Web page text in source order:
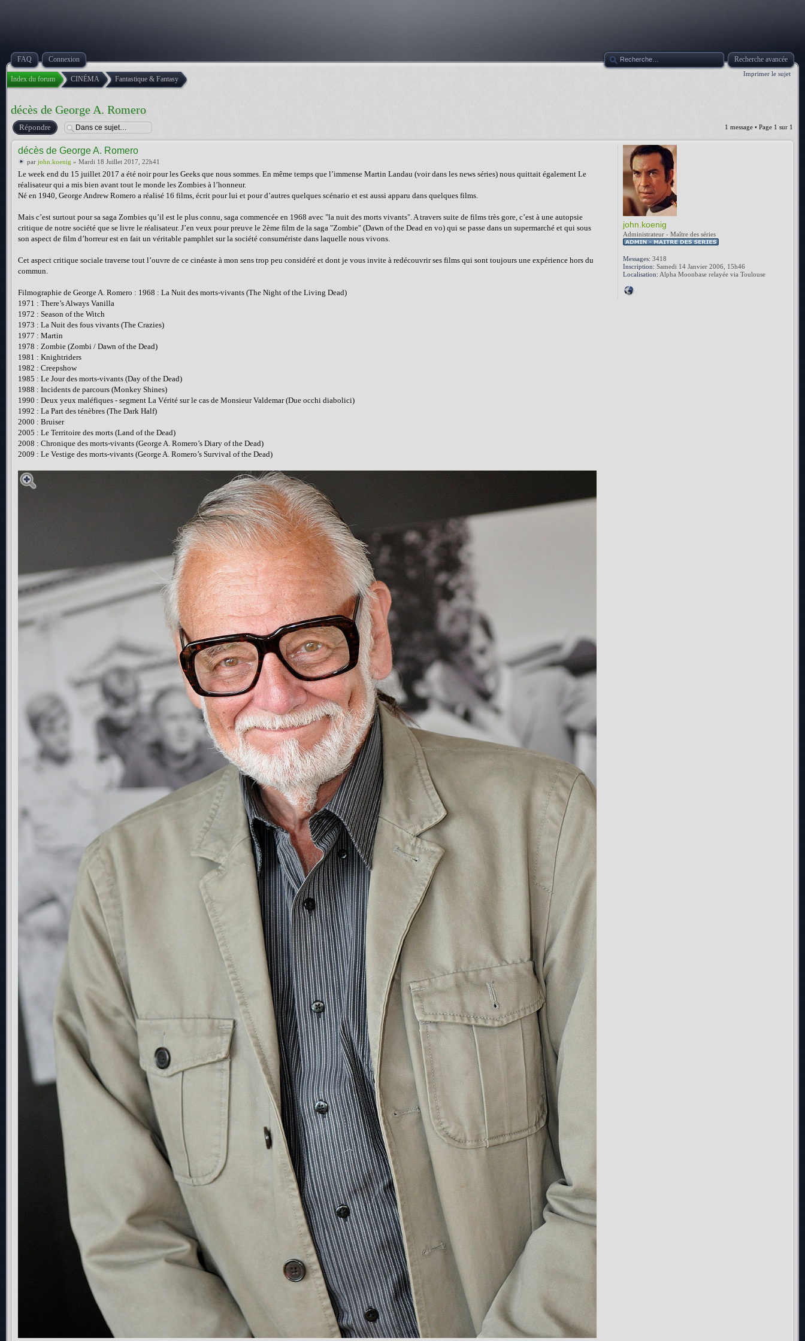
FAQ Connexion Recherche avancée
Imprimer le sujet
Index du forum CINÉMA Fantastique & Fantasy
décès de George A. Romero
Répondre 1 message • Page 1 sur 1
décès de George A. Romero
par john.koenig » Mardi 18 Juillet 2017, 22h41
Le week end du 15 juillet 2017 a été noir pour les Geeks que nous sommes. En même temps que l’immense Martin Landau (voir dans les news séries) nous quittait également Le
réalisateur qui a mis bien avant tout le monde les Zombies à l’honneur.
Né en 1940, George Andrew Romero a réalisé 16 films, écrit pour lui et pour d’autres quelques scénario et est aussi apparu dans quelques films.
Mais c’est surtout pour sa saga Zombies qu’il est le plus connu, saga commencée en 1968 avec "la nuit des morts vivants". A travers suite de films très gore, c’est à une autopsie
critique de notre société que se livre le réalisateur. J’en veux pour preuve le 2ème film de la saga "Zombie" (Dawn of the Dead en vo) qui se passe dans un supermarché et qui sous
son aspect de film d’horreur est en fait un véritable pamphlet sur la société consumériste dans laquelle nous vivons.
Cet aspect critique sociale traverse tout l’ouvre de ce cinéaste à mon sens trop peu considéré et dont je vous invite à redécouvrir ses films qui sont toujours une expérience hors du
commun.
Filmographie de George A. Romero : 1968 : La Nuit des morts-vivants (The Night of the Living Dead)
1971 : There’s Always Vanilla
1972 : Season of the Witch
1973 : La Nuit des fous vivants (The Crazies)
1977 : Martin
1978 : Zombie (Zombi / Dawn of the Dead)
1981 : Knightriders
1982 : Creepshow
1985 : Le Jour des morts-vivants (Day of the Dead)
1988 : Incidents de parcours (Monkey Shines)
1990 : Deux yeux maléfiques - segment La Vérité sur le cas de Monsieur Valdemar (Due occhi diabolici)
1992 : La Part des ténèbres (The Dark Half)
2000 : Bruiser
2005 : Le Territoire des morts (Land of the Dead)
2008 : Chronique des morts-vivants (George A. Romero’s Diary of the Dead)
2009 : Le Vestige des morts-vivants (George A. Romero’s Survival of the Dead)
john.koenig
Administrateur - Maître des séries
Messages: 3418
Inscription: Samedi 14 Janvier 2006, 15h46
Localisation: Alpha Moonbase relayée via Toulouse